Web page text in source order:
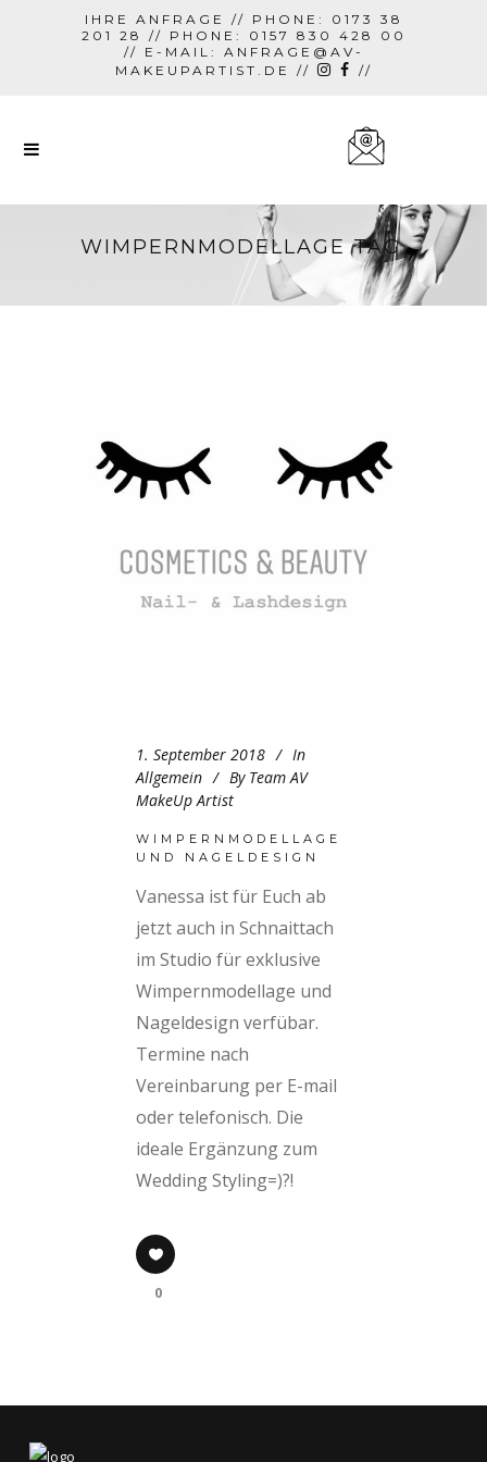
IHRE ANFRAGE // PHONE: 0173 38
201 28 // PHONE: 0157 830 428 00
// E-MAIL: ANFRAGE@AV-
MAKEUPARTIST.DE
// //
WIMPERNMODELLAGE TAG
1. September 2018
In
Allgemein
By Team AV
MakeUp Artist
WIMPERNMODELLAGE
UND NAGELDESIGN
Vanessa ist für Euch ab
jetzt auch in Schnaittach
im Studio für exklusive
Wimpernmodellage und
Nageldesign verfübar.
Termine nach
Vereinbarung per E-mail
oder telefonisch. Die
ideale Ergänzung zum
Wedding Styling=)?!
0